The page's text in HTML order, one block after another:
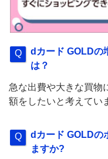
dカード GOLDの
は？
急な出費や大きな買物
額をしたいと考えてい
dカード GOLDの
ますか?